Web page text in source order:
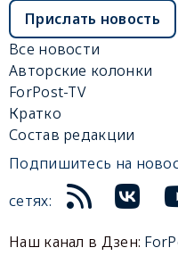
Прислать новость
Все новости
Авторские колонки
ForPost-TV
Кратко
Состав редакции
Подпишитесь на
сетях:
Наш канал в Дзен: